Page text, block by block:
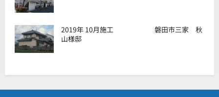
2019年 10月施工 磐田市三家 秋
山様邸